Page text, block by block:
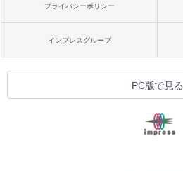
プライバシーポリシー
インプレスグループ
PC版で見る